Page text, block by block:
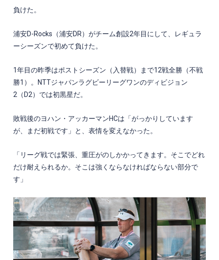
負けた。
浦安D-Rocks （浦安DR）がチーム創設2年目にして、レギュラ
ーシーズンで初めて負けた。
1年目の昨季はポストシーズン（入替戦）まで12戦全勝（不戦
勝1 ）。 NTTジャパンラグビーリーグワンのディビジョン
2（ D2）では初黒星だ。
敗戦後のヨハン・アッカーマンHCは「がっかりしています
が、まだ初戦です」と、表情を変えなかった。
「リーグ戦では緊張、重圧がのしかかってきます。そこでどれ
だけ耐えられるか。そこは強くならなければならない部分で
す」